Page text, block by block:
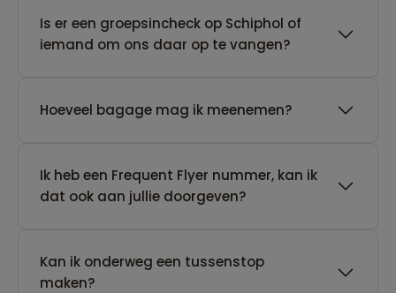
Is er een groepsincheck op Schiphol of
iemand om ons daar op te vangen?
Hoeveel bagage mag ik meenemen?
Ik heb een Frequent Flyer nummer, kan ik
dat ook aan jullie doorgeven?
Kan ik onderweg een tussenstop
maken?